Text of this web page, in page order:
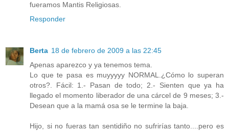
fueramos Mantis Religiosas.
Responder
Berta 18 de febrero de 2009 a las 22:45
Apenas aparezco y ya tenemos tema.
Lo que te pasa es muyyyyy NORMAL.¿Cómo lo superan
otros?. Fácil: 1.- Pasan de todo; 2.- Sienten que ya ha
llegado el momento liberador de una cárcel de 9 meses; 3.-
Desean que a la mamá osa se le termine la baja.
Hijo, si no fueras tan sentidiño no sufrirías tanto....pero es